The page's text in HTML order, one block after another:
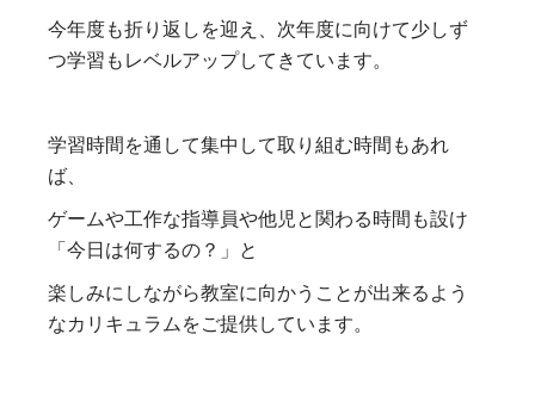
今年度も折り返しを迎え、次年度に向けて少しず
つ学習もレベルアップしてきています。
学習時間を通して集中して取り組む時間もあれ
ば、
ゲームや工作な指導員や他児と関わる時間も設け
「今日は何するの？」と
楽しみにしながら教室に向かうことが出来るよう
なカリキュラムをご提供しています。